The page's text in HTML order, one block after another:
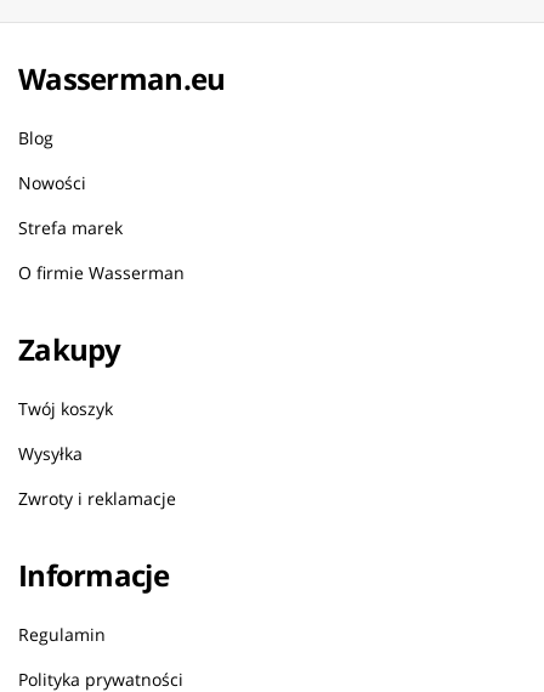
Wasserman.eu
Blog
Nowości
Strefa marek
O firmie Wasserman
Zakupy
Twój koszyk
Wysyłka
Zwroty i reklamacje
Informacje
Regulamin
Polityka prywatności